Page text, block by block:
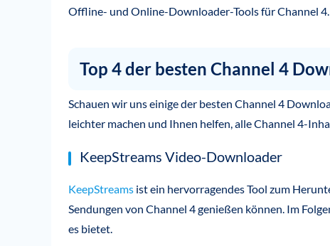
Offline- und Online-Downloader-Tools für Channel 4.
Top 4 der besten Channel 4
Schauen wir uns einige der besten Channel 4
leichter machen und Ihnen helfen, alle Channel 4-
KeepStreams Video-Downloader
KeepStreams ist ein hervorragendes Tool zum
Sendungen von Channel 4 genießen können. Im
es bietet.